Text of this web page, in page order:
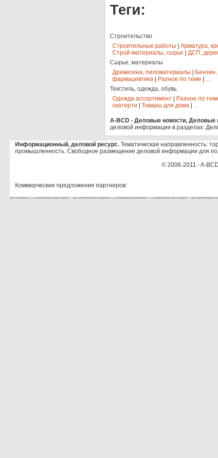
Теги:
Строительство
Строительные работы
Арматура,
Строй-материалы, сырье
ДСП,
Сырье, материалы
Древесина, пиломатериалы
фармацевтика
Разное по теме
...
Текстиль, одежда, обувь
Одежда ассортимент
Разное по
скатерти
Товары для дома ...
A-BCD - Деловые новости, Деловые
деловой информации в разделах:
Информационный, деловой ресурс. Тематическая направленность:
промышленность. Свободное размещение деловой информации для
© 2006-2011 - A-
Коммерческие предложения партнеров: